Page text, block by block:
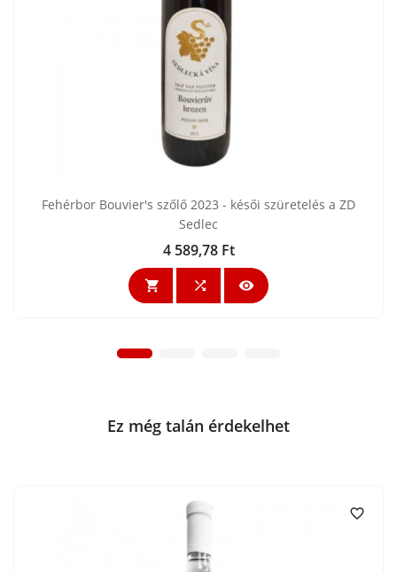
Fehérbor Bouvier's szőlő 2023 - késői szüretelés a ZD
Sedlec
Ár
4 589,78 Ft
  
Ez még talán érdekelhet
